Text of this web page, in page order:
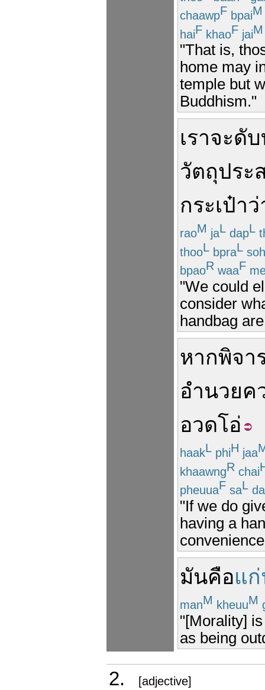
chaawpF bpaiM
haiF khaoF jaiM
"That is,
home may
temple but
Buddhism."
เราจะดับ
วัตถุประ
กระเป๋าว่
raoM jaL dapL
thooL bpraL
bpaoR waaF
"We could
consider
handbag
หากพิจา
อำนวยค
อวดโอ่
haakL phiH jaa
khaawngR chai
pheuuaF saL
"If we do
having a
มันคือแ
manM kheuuM
"[Morality]
as being
2. [adjective]